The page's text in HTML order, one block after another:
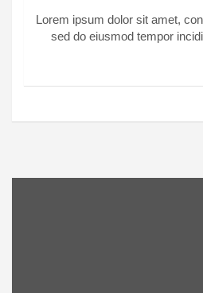
Lorem ipsum dolor sit amet,
sed do eiusmod tempor